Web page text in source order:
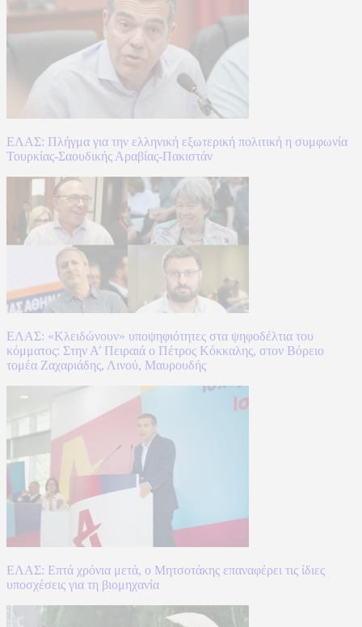
ΕΛΑΣ: Πλήγμα για την ελληνική εξωτερική πολιτική η συμφωνία
Τουρκίας-Σαουδικής Αραβίας-Πακιστάν
ΕΛΑΣ: «Κλειδώνουν» υποψηφιότητες στα ψηφοδέλτια του
κόμματος: Στην Α’ Πειραιά ο Πέτρος Κόκκαλης, στον Βόρειο
τομέα Ζαχαριάδης, Λινού, Μαυρουδής
ΕΛΑΣ: Επτά χρόνια μετά, ο Μητσοτάκης επαναφέρει τις ίδιες
υποσχέσεις για τη βιομηχανία